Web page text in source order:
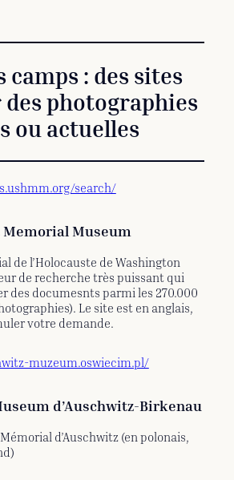
camps : des sites
des photographies
ou actuelles
search/
Memorial Museum
de l’Holocauste de Washington
de recherche très puissant qui
des documesnts parmi les 270.000
Le site est en anglais,
votre demande.
muzeum.oswiecim.pl/
d’Auschwitz-Birkenau
d’Auschwitz (en polonais,